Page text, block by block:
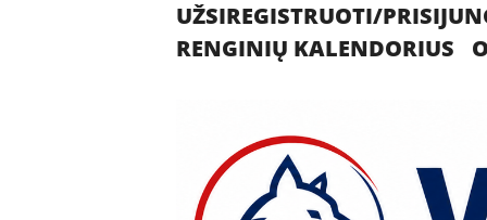
UŽSIREGISTRUOTI/
RENGINIŲ KALENDORIUS